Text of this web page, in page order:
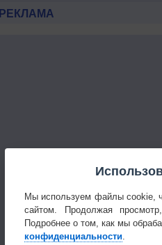
РЕКЛАМА
Мы используем файлы cookie,
сайтом. Продолжая
Подробнее о том, как мы
конфиденциальности